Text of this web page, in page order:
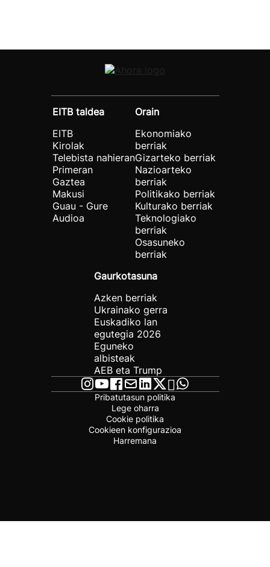
EITB taldea
EITB
Kirolak
Telebista nahieran
Primeran
Gaztea
Makusi
Guau - Gure
Audioa
Orain
Ekonomiako
berriak
Gizarteko berriak
Nazioarteko
berriak
Politikako berriak
Kulturako berriak
Teknologiako
berriak
Osasuneko
berriak
Gaurkotasuna
Azken berriak
Ukrainako gerra
Euskadiko lan
egutegia 2026
Eguneko
albisteak
AEB eta Trump
Pribatutasun politika
Lege oharra
Cookie politika
Cookieen konfigurazioa
Harremana